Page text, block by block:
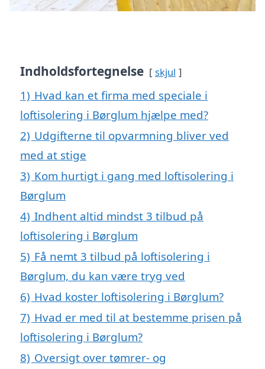
Indholdsfortegnelse skjul
1) Hvad kan et firma med speciale i
loftisolering i Børglum hjælpe med?
2) Udgifterne til opvarmning bliver ved
med at stige
3) Kom hurtigt i gang med loftisolering i
Børglum
4) Indhent altid mindst 3 tilbud på
loftisolering i Børglum
5) Få nemt 3 tilbud på loftisolering i
Børglum, du kan være tryg ved
6) Hvad koster loftisolering i Børglum?
7) Hvad er med til at bestemme prisen på
loftisolering i Børglum?
8) Oversigt over tømrer- og